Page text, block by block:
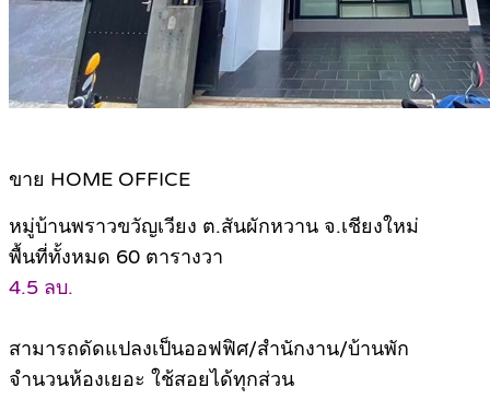
ขาย HOME OFFICE
หมู่บ้านพราวขวัญเวียง ต.สันผักหวาน จ.เชียงใหม่
พื้นที่ทั้งหมด 60 ตารางวา
4.5 ลบ.
สามารถดัดแปลงเป็นออฟฟิศ/สำนักงาน/บ้านพัก
จำนวนห้องเยอะ ใช้สอยได้ทุกส่วน